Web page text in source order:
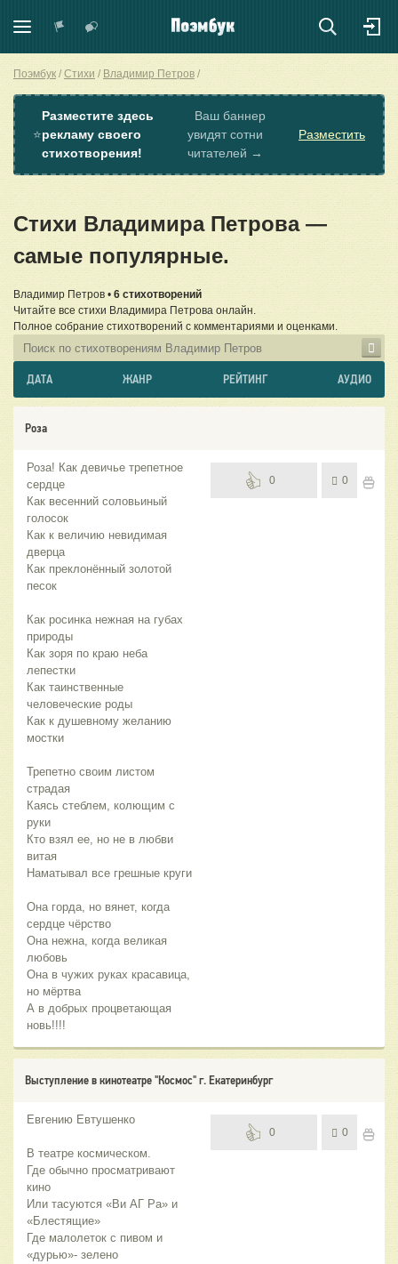
Поэмбук Стихи Владимир Петров
⭐
Разместите здесь
рекламу своего
стихотворения!
Ваш баннер
увидят сотни
читателей →
Разместить
Стихи Владимира Петрова —
самые популярные.
Владимир Петров • 6 стихотворений
Читайте все стихи Владимира Петрова онлайн.
Полное собрание стихотворений с комментариями и оценками.
ДАТА ЖАНР РЕЙТИНГ АУДИО
Роза
Роза! Как девичье трепетное
сердце
Как весенний соловьиный
голосок
Как к величию невидимая
дверца
Как преклонённый золотой
песок
Как росинка нежная на губах
природы
Как зоря по краю неба
лепестки
Как таинственные
человеческие роды
Как к душевному желанию
мостки
Трепетно своим листом
страдая
Каясь стеблем, колющим с
руки
Кто взял ее, но не в любви
витая
Наматывал все грешные круги
Она горда, но вянет, когда
сердце чёрство
Она нежна, когда великая
любовь
Она в чужих руках красавица,
но мёртва
А в добрых процветающая
новь!!!!
0 0
Выступление в кинотеатре "Космос" г. Екатеринбург
Евгению Евтушенко
В театре космическом.
Где обычно просматривают
кино
Или тасуются «Ви АГ Ра» и
«Блестящие»
Где малолеток с пивом и
«дурью»- зелено
0 0